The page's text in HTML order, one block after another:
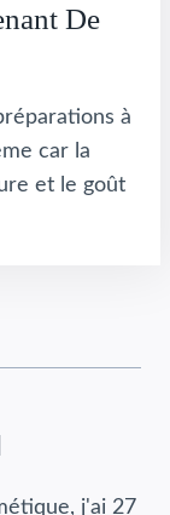
De
à
car la
et le goût
j'ai 27